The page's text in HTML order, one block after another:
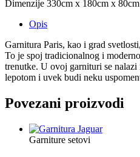
Dimenzije 330cm x 180cm x 80cm
Opis
Garnitura Paris, kao i grad
To je spoj tradicionalnog i
trenutke. U ovoj garnituri se
lepotom i uvek budi neku
Povezani proizvodi
Garniture setovi